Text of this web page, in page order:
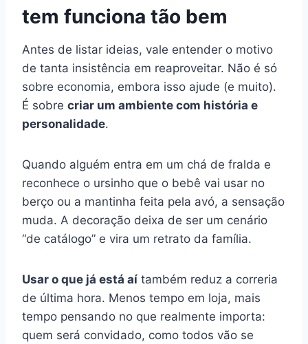
tem funciona tão bem
Antes de listar ideias, vale entender o motivo
de tanta insistência em reaproveitar. Não é só
sobre economia, embora isso ajude (e muito).
É sobre criar um ambiente com história e
personalidade.
Quando alguém entra em um chá de fralda e
reconhece o ursinho que o bebê vai usar no
berço ou a mantinha feita pela avó, a sensação
muda. A decoração deixa de ser um cenário
“de catálogo” e vira um retrato da família.
Usar o que já está aí também reduz a correria
de última hora. Menos tempo em loja, mais
tempo pensando no que realmente importa:
quem será convidado, como todos vão se